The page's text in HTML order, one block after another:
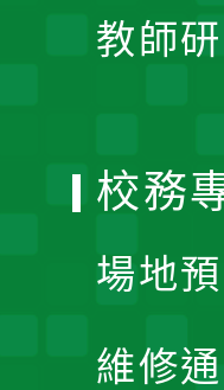
教師
校務
場地
維修